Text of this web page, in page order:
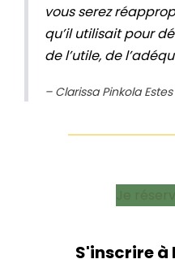
vous serez
qu’il utilisait pour
de l’utile, de
– Clarissa Pinkola Estes
S'inscrire à